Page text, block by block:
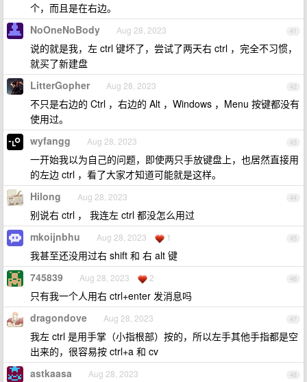
个，而且是在右边。
41
NoOneNoBody Aug 28, 2023
说的就是我，左 ctrl 键坏了，尝试了两天右 ctrl ，完全不习惯，
就买了新建盘
42
LitterGopher Aug 28, 2023
不只是右边的 Ctrl ，右边的 Alt ，Windows ，Menu 按键都没有
使用过。
43
wyfangg Aug 28, 2023
一开始我以为自己的问题，即使两只手放键盘上，也居然直接用
的左边 ctrl ，看了大家才知道可能就是这样。
44
Hilong Aug 28, 2023
别说右 ctrl ， 我连左 ctrl 都没怎么用过
45
mkoijnbhu Aug 28, 2023 1
我甚至还没用过右 shift 和 右 alt 键
46
745839 Aug 28, 2023 2
只有我一个人用右 ctrl+enter 发消息吗
47
dragondove Aug 28, 2023
我左 ctrl 是用手掌（小指根部）按的，所以左手其他手指都是空
出来的，很容易按 ctrl+a 和 cv
48
astkaasa Aug 28, 2023